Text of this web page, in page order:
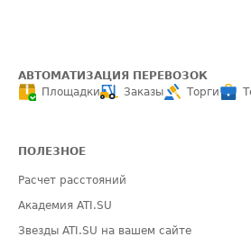
АВТОМАТИЗАЦИЯ ПЕРЕВОЗОК
Площадки
Заказы Торги
ПОЛЕЗНОЕ
Расчет расстояний
Академия ATI.SU
Звезды ATI.SU на вашем сайте